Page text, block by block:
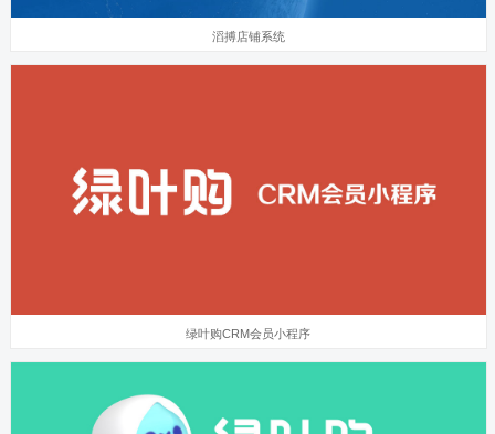
滔搏店铺系统
绿叶购CRM会员小程序